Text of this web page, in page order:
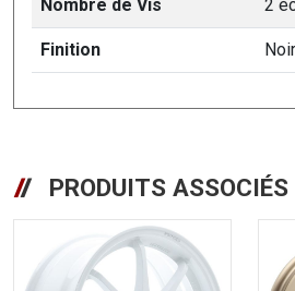
Nombre de Vis 2
Finition Noir
PRODUITS ASSOCIÉS